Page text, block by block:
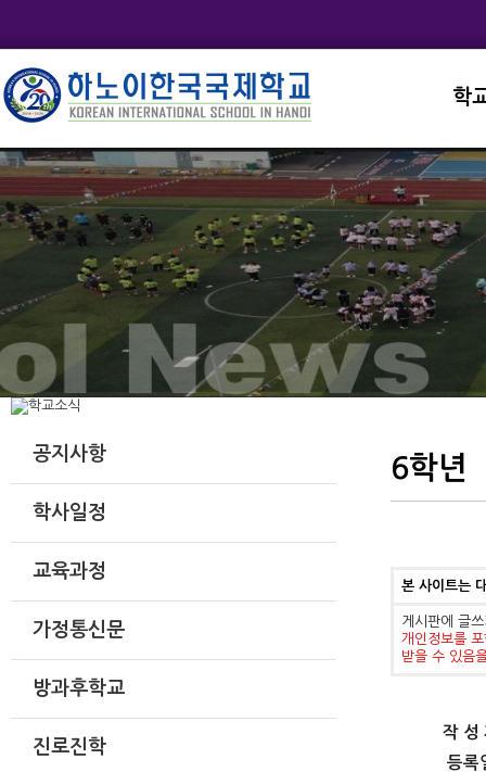
학
학
학
학
공지사항
학사일정
교육과정
가정통신문
방과후학교
진로진학
6학년
본 사이트는
게시판에 글
개인정보를
받을 수 있음
작 성
등록